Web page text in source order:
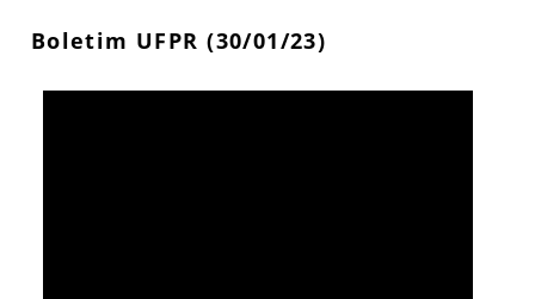
Boletim UFPR (30/01/23)